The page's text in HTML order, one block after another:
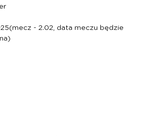
- 2.02, data meczu będzie